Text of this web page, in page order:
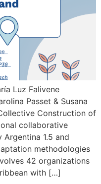
Luz Falivene
Passet & Susana
Construction of
collaborative
1.5 and
methodologies
42 organizations
with […]